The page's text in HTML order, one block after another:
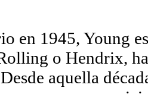
en 1945, Young
o Hendrix,
aquella